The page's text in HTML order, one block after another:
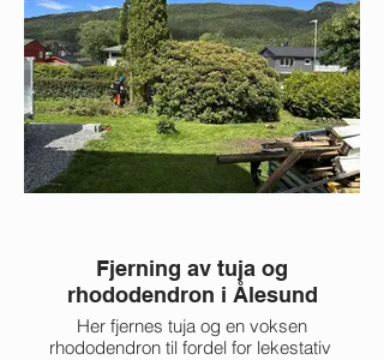
Fjerning av tuja og
rhododendron i Ålesund
Her fjernes tuja og en voksen
rhododendron til fordel for lekestativ